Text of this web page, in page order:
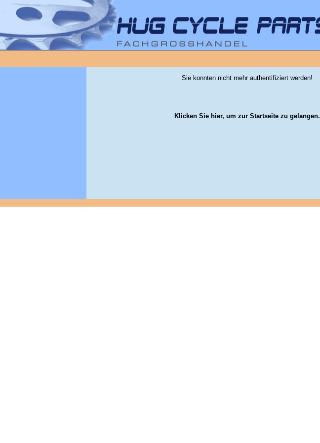
Sie konnten nicht mehr authentifiziert werden!
Klicken Sie hier, um zur Startseite zu gelangen.